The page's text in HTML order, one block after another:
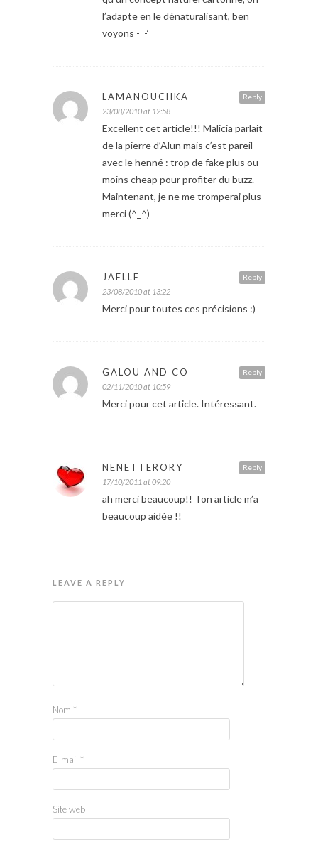
l’adapte en le dénaturalisant, ben
voyons -_-‘
Reply
LAMANOUCHKA
23/08/2010 at 12:58
Excellent cet article!!! Malicia parlait
de la pierre d’Alun mais c’est pareil
avec le henné : trop de fake plus ou
moins cheap pour profiter du buzz.
Maintenant, je ne me tromperai plus
merci (^_^)
Reply
JAELLE
23/08/2010 at 13:22
Merci pour toutes ces précisions :)
Reply
GALOU AND CO
02/11/2010 at 10:59
Merci pour cet article. Intéressant.
Reply
NENETTERORY
17/10/2011 at 09:20
ah merci beaucoup!! Ton article m’a
beaucoup aidée !!
LEAVE A REPLY
Nom *
E-mail *
Site web